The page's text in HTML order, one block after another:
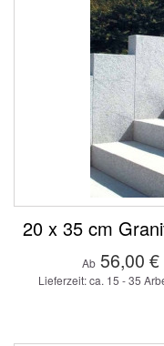
20 x 35 cm
Ab 56,00 €
Lieferzeit: ca. 15 - 35